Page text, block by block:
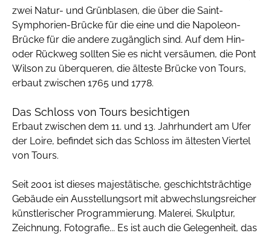
zwei Natur- und Grünblasen, die über die Saint-
Symphorien-Brücke für die eine und die Napoleon-
Brücke für die andere zugänglich sind. Auf dem Hin-
oder Rückweg sollten Sie es nicht versäumen, die Pont
Wilson zu überqueren, die älteste Brücke von Tours,
erbaut zwischen 1765 und 1778.
Das Schloss von Tours besichtigen
Erbaut zwischen dem 11. und 13. Jahrhundert am Ufer
der Loire, befindet sich das Schloss im ältesten Viertel
von Tours.
Seit 2001 ist dieses majestätische, geschichtsträchtige
Gebäude ein Ausstellungsort mit abwechslungsreicher
künstlerischer Programmierung. Malerei, Skulptur,
Zeichnung, Fotografie... Es ist auch die Gelegenheit, das